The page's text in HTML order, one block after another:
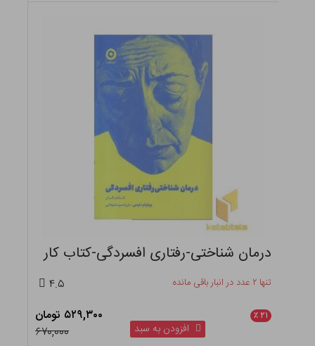
درمان شناختی-رفتاری افسردگی-کتاب کار
تنها ۲ عدد در انبار باقی مانده ۴.۵
۲۱ ٪
۵۲۹,۳۰۰ تومان
۶۷۰,۰۰۰
افزودن به سبد